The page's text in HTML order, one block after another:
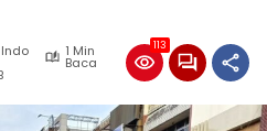
1 Min
Baca
113